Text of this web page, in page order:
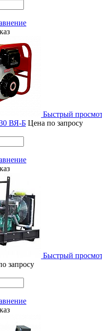
Быстрый
ВЯ-Б Цена по запросу
Быстрый
запросу